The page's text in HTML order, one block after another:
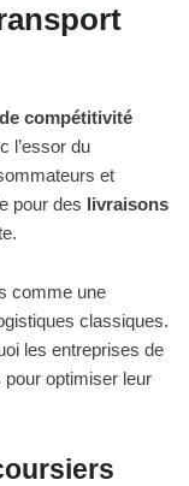
compétitivité
l’essor du
et
pour des livraisons
comme une
classiques.
les entreprises de
optimiser leur